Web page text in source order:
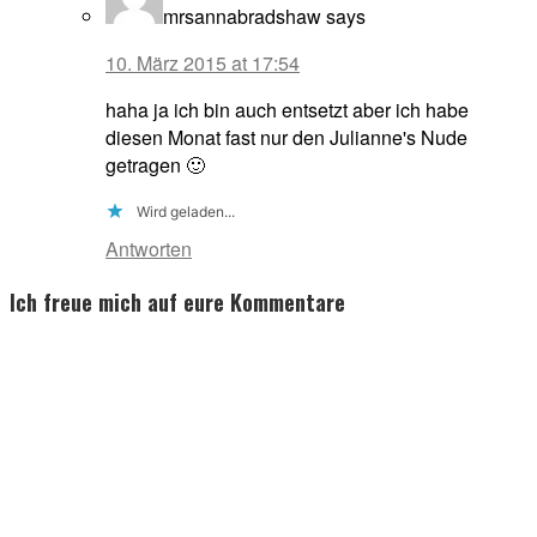
mrsannabradshawsays
10. März 2015 at 17:54
haha ja ich bin auch entsetzt aber ich habe
diesen Monat fast nur den Julianne's Nude
getragen 🙂
Wird geladen...
Antworten
Ich freue mich auf eure Kommentare